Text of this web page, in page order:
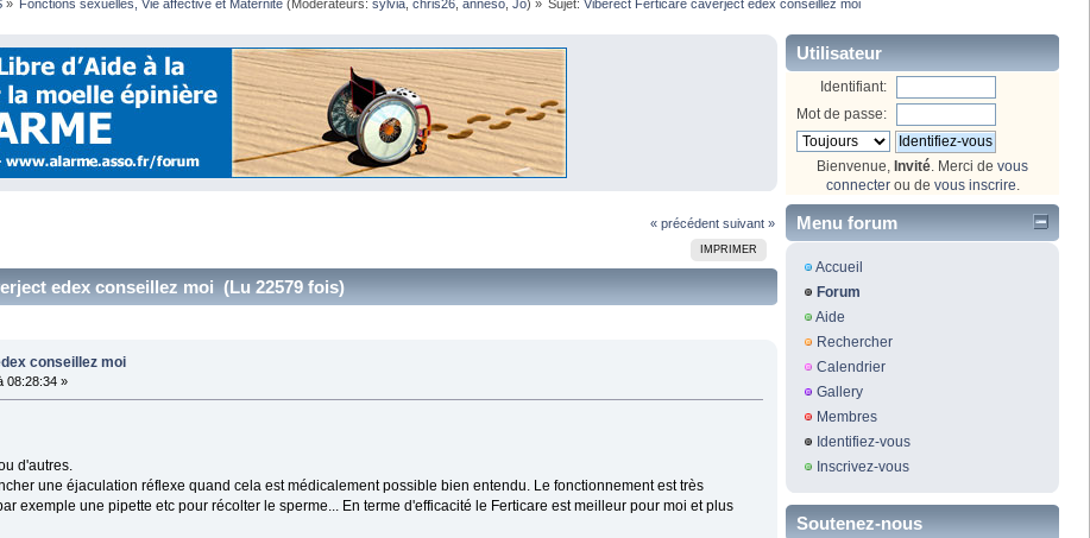
» Fonctions sexuelles, Vie affective et Maternité(Modérateurs: sylvia, chris26, anneso, Jo) » Sujet:Viberect Ferticare caverject edex conseillez moi
« précédent suivant »
IMPRIMER
edex conseillez moi (Lu 22579 fois)
conseillez moi
08:28:34 »
d'autres.
une éjaculation réflexe quand cela est médicalement possible bien entendu. Le fonctionnement est très
exemple une pipette etc pour récolter le sperme... En terme d'efficacité le Ferticare est meilleur pour moi et plus
Utilisateur
Identifiant:
Mot de passe:
Bienvenue, Invité . Merci de vous
connecterou de vous inscrire
Menu forum
Accueil
Forum
Aide
Rechercher
Calendrier
Gallery
Membres
Identifiez-vous
Inscrivez-vous
Soutenez-nous